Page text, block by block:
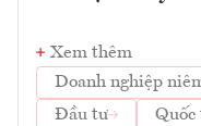
Xem thêm
Doanh nghiệp
Đầu tư
Quốc